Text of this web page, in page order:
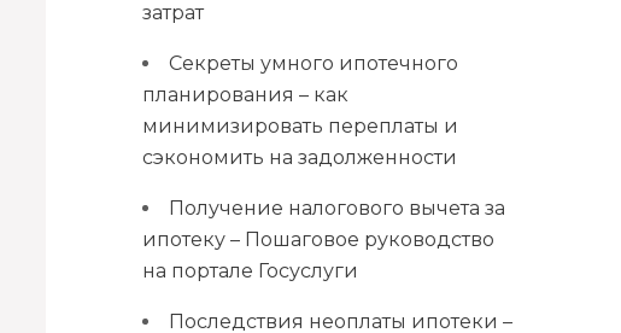
затрат
Секреты умного ипотечного
планирования – как
минимизировать переплаты и
сэкономить на задолженности
Получение налогового вычета за
ипотеку – Пошаговое руководство
на портале Госуслуги
Последствия неоплаты ипотеки –